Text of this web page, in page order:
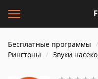
Бесплатные программы
Рингтоны
Звуки